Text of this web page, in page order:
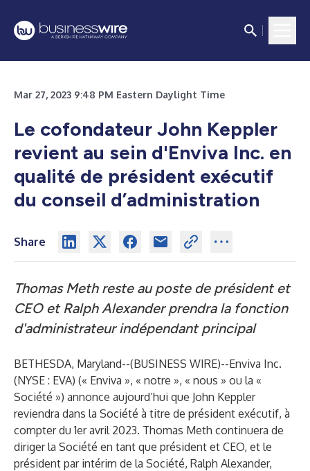
Mar 27, 2023 9:48 PM Eastern Daylight Time
Le cofondateur John Keppler
revient au sein d'Enviva Inc. en
qualité de président exécutif
du conseil d’administration
Share
Thomas Meth reste au poste de président et
CEO et Ralph Alexander prendra la fonction
d'administrateur indépendant principal
BETHESDA, Maryland--(BUSINESS WIRE)--Enviva Inc.
(NYSE : EVA) (« Enviva », « notre », « nous » ou la «
Société ») annonce aujourd’hui que John Keppler
reviendra dans la Société à titre de président exécutif, à
compter du 1er avril 2023. Thomas Meth continuera de
diriger la Société en tant que président et CEO, et le
président par intérim de la Société, Ralph Alexander,